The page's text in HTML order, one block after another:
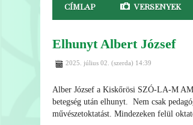
CÍMLAP VERSENYEK
Elhunyt Albert József
2025. július 02. (szerda) 14:39
Alber József a Kiskőrösi SZÓ-LA-M
betegség után elhunyt. Nem csak
művészetoktatást. Mindezeken felül